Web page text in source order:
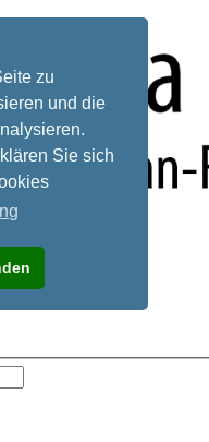
zu
und die
Sie sich